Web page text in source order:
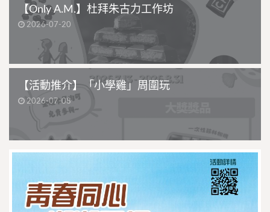
【Only A.M.】杜拜朱古力工作坊
2026-07-20
【活動推介】「小學雞」周圍玩
2026-07-08